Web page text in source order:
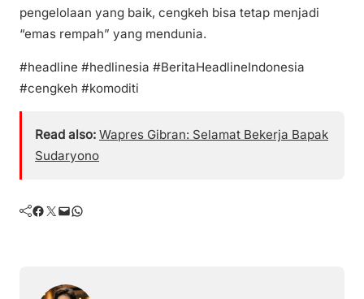
pengelolaan yang baik, cengkeh bisa tetap menjadi
“emas rempah” yang mendunia.
#headline #hedlinesia #BeritaHeadlineIndonesia
#cengkeh #komoditi
Read also: Wapres Gibran: Selamat Bekerja Bapak
Sudaryono
Facebook Twitter Mail WhatsApp